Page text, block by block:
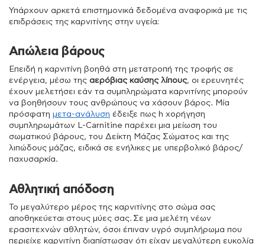
Υπάρχουν αρκετά επιστημονικά δεδομένα αναφορικά με τις
επιδράσεις της καρνιτίνης στην υγεία:
Απώλεια βάρους
Επειδή η καρνιτίνη βοηθά στη μετατροπή της τροφής σε
ενέργεια, μέσω της αερόβιας καύσης λίπους, οι ερευνητές
έχουν μελετήσει εάν τα συμπληρώματα καρνιτίνης μπορούν
να βοηθήσουν τους ανθρώπους να χάσουν βάρος. Μία
πρόσφατη μετα-ανάλυση έδειξε πως h χορήγηση
συμπληρωμάτων L-Carnitine παρέχει μια μείωση του
σωματικού βάρους, του Δείκτη Μάζας Σώματος και της
λιπώδους μάζας, ειδικά σε ενήλικες με υπερβολικό βάρος/
παχυσαρκία.
Αθλητική απόδοση
Το μεγαλύτερο μέρος της καρνιτίνης στο σώμα σας
αποθηκεύεται στους μύες σας. Σε μια μελέτη νέων
ερασιτεχνών αθλητών, όσοι έπιναν υγρό συμπλήρωμα που
περιείχε καρνιτίνη διαπίστωσαν ότι είχαν μεγαλύτερη ευκολία